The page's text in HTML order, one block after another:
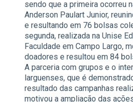
sendo que a primeira ocorreu
Anderson Paulart Junior,
e resultando em 76 bolsas
segunda, realizada na Unise
Faculdade em Campo Largo,
doadores e resultou em 84
A parceria com grupos e o
larguenses, que é
resultado das campanhas
motivou a ampliação das